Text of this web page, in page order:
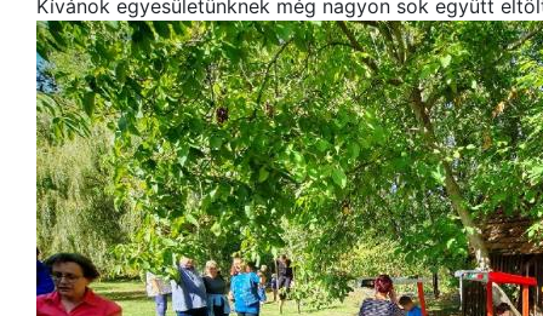
Kívánok egyesületünknek még nagyon sok együtt